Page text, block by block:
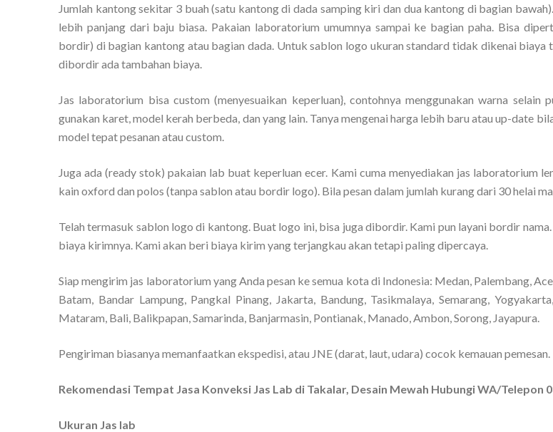
Jumlah kantong sekitar 3 buah (satu kantong di dada samping kiri dan dua kantong di bagian
lebih panjang dari baju biasa. Pakaian laboratorium umumnya sampai ke bagian paha. Bisa
bordir) di bagian kantong atau bagian dada. Untuk sablon logo ukuran standard tidak dikenai biaya
dibordir ada tambahan biaya.
Jas laboratorium bisa custom (menyesuaikan keperluan}, contohnya menggunakan warna selain
gunakan karet, model kerah berbeda, dan yang lain. Tanya mengenai harga lebih baru atau up-date
model tepat pesanan atau custom.
Juga ada (ready stok) pakaian lab buat keperluan ecer. Kami cuma menyediakan jas laboratorium
kain oxford dan polos (tanpa sablon atau bordir logo). Bila pesan dalam jumlah kurang dari 30 helai
Telah termasuk sablon logo di kantong. Buat logo ini, bisa juga dibordir. Kami pun layani bordir
biaya kirimnya. Kami akan beri biaya kirim yang terjangkau akan tetapi paling dipercaya.
Siap mengirim jas laboratorium yang Anda pesan ke semua kota di Indonesia: Medan, Palembang,
Batam, Bandar Lampung, Pangkal Pinang, Jakarta, Bandung, Tasikmalaya, Semarang,
Mataram, Bali, Balikpapan, Samarinda, Banjarmasin, Pontianak, Manado, Ambon, Sorong, Jayapura.
Pengiriman biasanya memanfaatkan ekspedisi, atau JNE (darat, laut, udara) cocok kemauan pemesan.
Rekomendasi Tempat Jasa Konveksi Jas Lab di Takalar, Desain Mewah Hubungi WA/Telepon
Ukuran Jas lab